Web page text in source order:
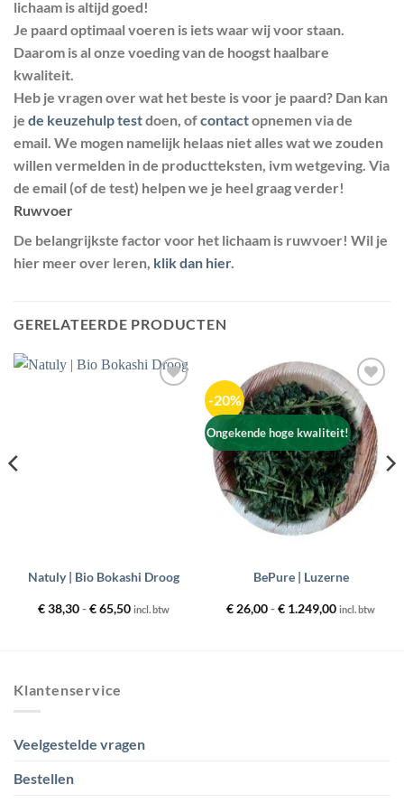
lichaam is altijd goed!
Je paard optimaal voeren is iets waar wij voor staan.
Daarom is al onze voeding van de hoogst haalbare
kwaliteit.
Heb je vragen over wat het beste is voor je paard? Dan kan
je de keuzehulp testdoen, ofcontactopnemen via de
email. We mogen namelijk helaas niet alles wat we zouden
willen vermelden in de productteksten, ivm wetgeving. Via
de email (of de test) helpen we je heel graag verder!
Ruwvoer
De belangrijkste factor voor het lichaam is ruwvoer! Wil je
hier meer over leren, klik dan hier.
GERELATEERDE PRODUCTEN
Natuly | Bio Bokashi Droog
€38,30 - €65,50Prijsklasse:
incl. btw
-20%
Ongekende hoge kwaliteit!
Toevoegen
aan
wenslijst
BePure | Luzerne
€ 26,00-€ 1.249,00Prijsklasse:
incl. btw
Klantenservice
Veelgestelde vragen
Bestellen